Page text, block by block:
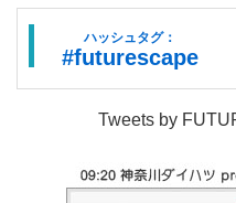
ハッシュタグ：
#futurescape
Tweets by